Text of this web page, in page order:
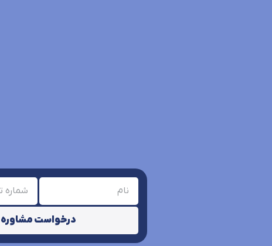
درخواست مشاوره